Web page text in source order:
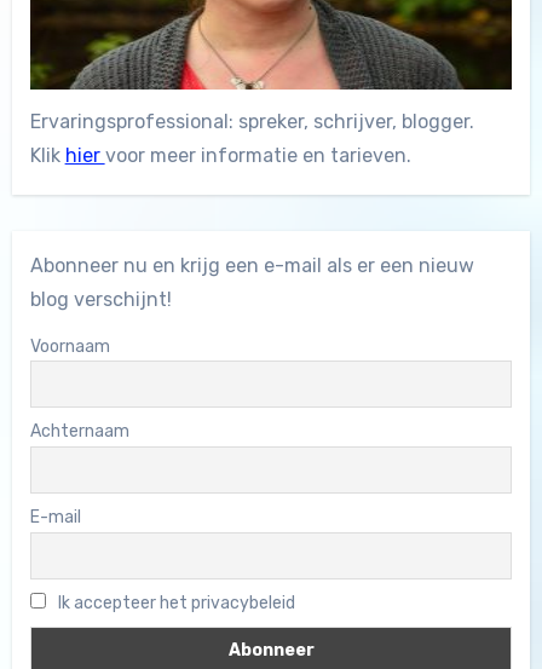
Ervaringsprofessional: spreker, schrijver, blogger.
Klik hier voor meer informatie en tarieven.
Abonneer nu en krijg een e-mail als er een nieuw
blog verschijnt!
Voornaam
Achternaam
E-mail
Ik accepteer het privacybeleid